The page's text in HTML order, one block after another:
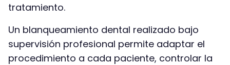
tratamiento.
Un blanqueamiento dental realizado bajo
supervisión profesional permite adaptar el
procedimiento a cada paciente, controlar la